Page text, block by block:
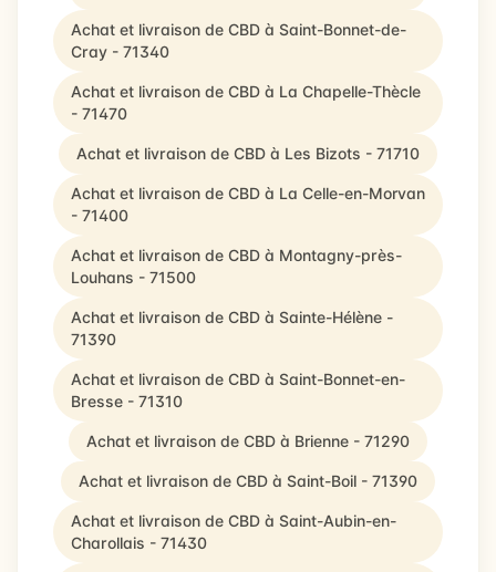
Achat et livraison de CBD à Saint-Bonnet-de-
Cray - 71340
Achat et livraison de CBD à La Chapelle-Thècle
- 71470
Achat et livraison de CBD à Les Bizots - 71710
Achat et livraison de CBD à La Celle-en-Morvan
- 71400
Achat et livraison de CBD à Montagny-près-
Louhans - 71500
Achat et livraison de CBD à Sainte-Hélène -
71390
Achat et livraison de CBD à Saint-Bonnet-en-
Bresse - 71310
Achat et livraison de CBD à Brienne - 71290
Achat et livraison de CBD à Saint-Boil - 71390
Achat et livraison de CBD à Saint-Aubin-en-
Charollais - 71430